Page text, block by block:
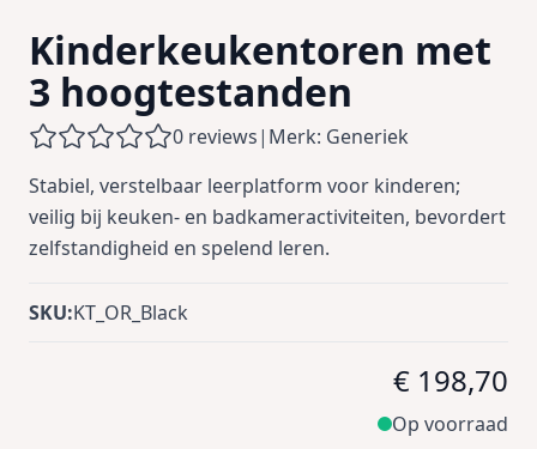
Kinderkeukentoren met
3 hoogtestanden
0 reviews| Merk: Generiek
Stabiel, verstelbaar leerplatform voor kinderen;
veilig bij keuken- en badkameractiviteiten, bevordert
zelfstandigheid en spelend leren.
SKU:KT_OR_Black
€ 198,70
Op voorraad